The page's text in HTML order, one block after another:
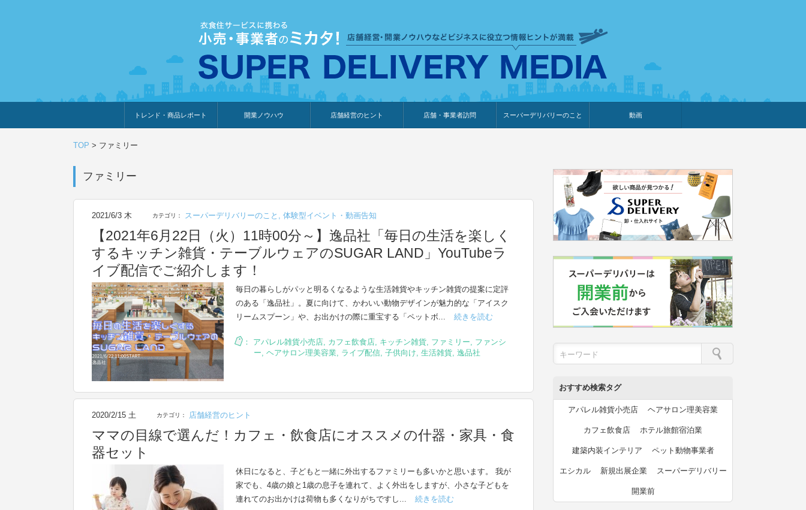
トレンド・商品レポート 開業ノウハウ 店舗経営のヒント 店舗・事業者訪問 スーパーデリバリーのこと 動画
TOP > ファミリー
ファミリー
2021/6/3 木 カテゴリ： スーパーデリバリーのこと , 体験型イベント・動画告知
【2021年6月22日（火）11時00分～】逸品社「毎日の生活を楽しく
するキッチン雑貨・テーブルウェアのSUGAR LAND」YouTubeラ
イブ配信でご紹介します！
毎日の暮らしがパッと明るくなるような生活雑貨やキッチン雑貨の提案に定評
のある「逸品社」。夏に向けて、かわいい動物デザインが魅力的な「アイスク
リームスプーン」や、お出かけの際に重宝する「ペットボ...
続きを読む
： アパレル雑貨小売店, カフェ飲食店, キッチン雑貨, ファミリー, ファンシ
ー, ヘアサロン理美容業, ライブ配信, 子供向け, 生活雑貨, 逸品社
2020/2/15 土 カテゴリ： 店舗経営のヒント
ママの目線で選んだ！カフェ・飲食店にオススメの什器・家具・食
器セット
休日になると、子どもと一緒に外出するファミリーも多いかと思います。 我が
家でも、4歳の娘と1歳の息子を連れて、よく外出をしますが、小さな子どもを
連れてのお出かけは荷物も多くなりがちですし...
続きを読む
おすすめ検索タグ
アパレル雑貨小売店 ヘアサロン理美容業
カフェ飲食店 ホテル旅館宿泊業
建築内装インテリア ペット動物事業者
エシカル 新規出展企業 スーパーデリバリー
開業前